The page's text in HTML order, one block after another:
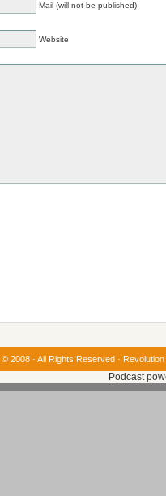
Mail (will not be published)
Website
2008 · All Rights Reserved ·
Podcast